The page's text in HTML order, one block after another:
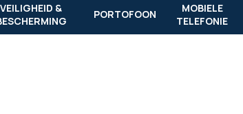
VEILIGHEID &
PORTOFOON
MOBIELE
TELEFONIE